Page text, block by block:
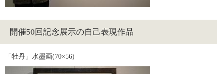
開催50回記念展示の自己表現作品
「牡丹」水墨画(70×56)